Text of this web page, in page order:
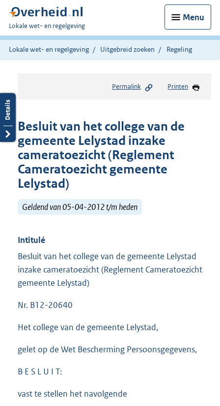
Menu
U
bent
hier:
Lokale wet- en regelgeving
Lokale wet- en regelgeving Uitgebreid zoeken Regeling
Permalink Printen
Besluit van het college van de
gemeente Lelystad inzake
cameratoezicht (Reglement
Cameratoezicht gemeente
Lelystad)
Geldend van 05-04-2012 t/m heden
Intitulé
Besluit van het college van de gemeente Lelystad
inzake cameratoezicht (Reglement Cameratoezicht
gemeente Lelystad)
Nr. B12-20640
Het college van de gemeente Lelystad,
gelet op de Wet Bescherming Persoonsgegevens,
B E S L U I T:
vast te stellen het navolgende